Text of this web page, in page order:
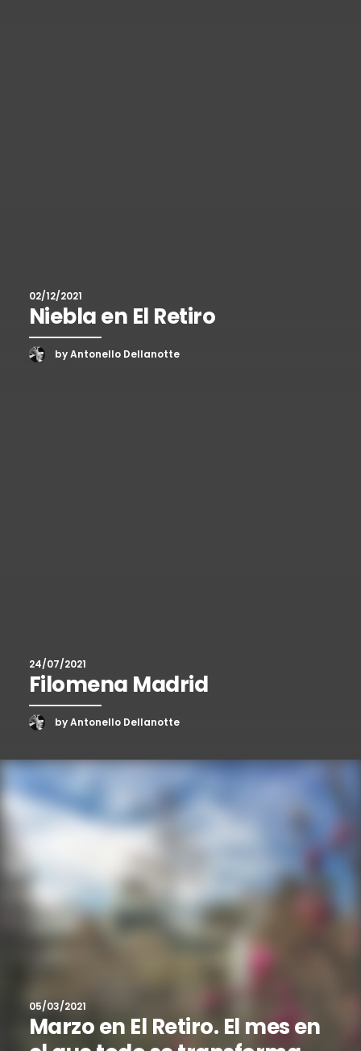
02/12/2021
Niebla en El Retiro
by Antonello Dellanotte
24/07/2021
Filomena Madrid
by Antonello Dellanotte
05/03/2021
Marzo en El Retiro. El mes en